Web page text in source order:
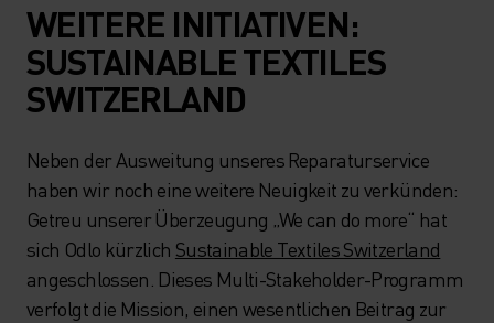
WEITERE INITIATIVEN:
SUSTAINABLE TEXTILES
SWITZERLAND
Neben der Ausweitung unseres Reparaturservice
haben wir noch eine weitere Neuigkeit zu verkünden:
Getreu unserer Überzeugung „We can do more“ hat
sich Odlo kürzlich Sustainable Textiles Switzerland
angeschlossen. Dieses Multi-Stakeholder-Programm
verfolgt die Mission, einen wesentlichen Beitrag zur